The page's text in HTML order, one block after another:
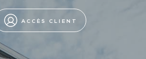
ACCÈS CLIENT